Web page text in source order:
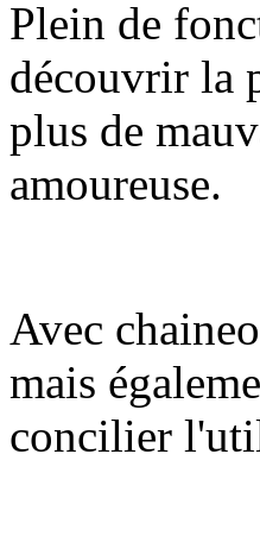
Plein de
découvrir la
plus de
amoureuse.
Avec
mais
concilier